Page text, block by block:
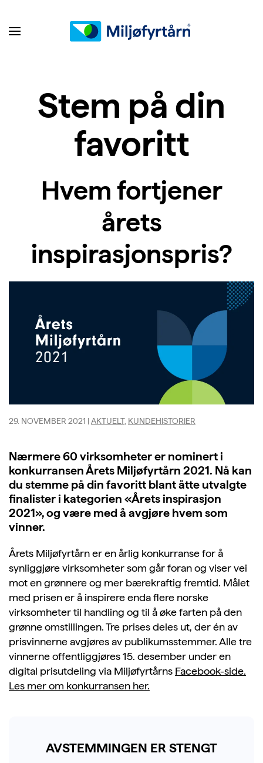
Stem på din
favoritt
Hvem fortjener
årets
inspirasjonspris?
29. NOVEMBER 2021 |AKTUELT, KUNDEHISTORIER
Nærmere 60 virksomheter er nominert i
konkurransen Årets Miljøfyrtårn 2021. Nå kan
du stemme på din favoritt blant åtte utvalgte
finalister i kategorien «Årets inspirasjon
2021», og være med å avgjøre hvem som
vinner.
Årets Miljøfyrtårn er en årlig konkurranse for å
synliggjøre virksomheter som går foran og viser vei
mot en grønnere og mer bærekraftig fremtid. Målet
med prisen er å inspirere enda flere norske
virksomheter til handling og til å øke farten på den
grønne omstillingen. Tre prises deles ut, der én av
prisvinnerne avgjøres av publikumsstemmer. Alle tre
vinnerne offentliggjøres 15. desember under en
digital prisutdeling via Miljøfyrtårns Facebook-side.
Les mer om konkurransen her.
AVSTEMMINGEN ER STENGT